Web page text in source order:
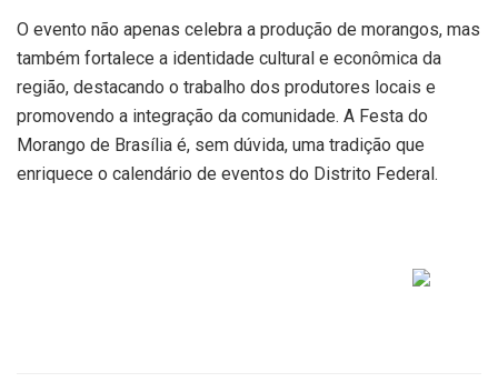
O evento não apenas celebra a produção de morangos, mas
também fortalece a identidade cultural e econômica da
região, destacando o trabalho dos produtores locais e
promovendo a integração da comunidade. A Festa do
Morango de Brasília é, sem dúvida, uma tradição que
enriquece o calendário de eventos do Distrito Federal.